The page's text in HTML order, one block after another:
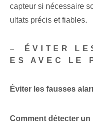
capteur si nécessaire
ultats précis et fiables.
– ⁤ÉVITER
ES AVEC LE
Éviter les fausses
Comment détecter un